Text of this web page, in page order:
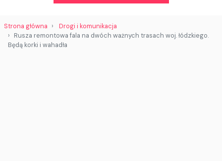
Strona główna
Drogi i komunikacja
Rusza remontowa fala na dwóch ważnych trasach woj. łódzkiego.
Będą korki i wahadła